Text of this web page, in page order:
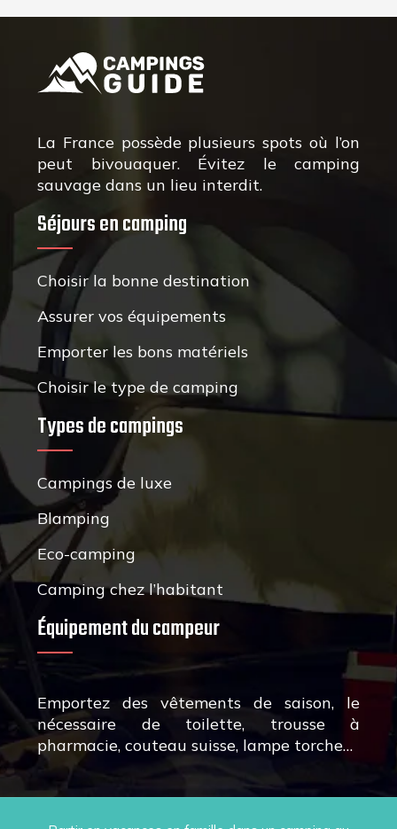
La France possède plusieurs spots où l’on
peut bivouaquer. Évitez le camping
sauvage dans un lieu interdit.
Séjours en camping
Choisir la bonne destination
Assurer vos équipements
Emporter les bons matériels
Choisir le type de camping
Types de campings
Campings de luxe
Blamping
Eco-camping
Camping chez l’habitant
Équipement du campeur
Emportez des vêtements de saison, le
nécessaire de toilette, trousse à
pharmacie, couteau suisse, lampe torche…